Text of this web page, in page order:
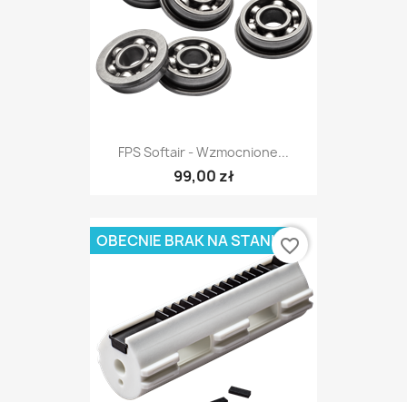
FPS Softair - Wzmocnione...
99,00 zł
OBECNIE BRAK NA STANIEfavorite_border